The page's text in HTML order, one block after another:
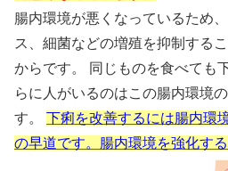
腸内環境が悪くなっているため
ス、細菌などの増殖を抑制する
からです。 同じものを食べても
らに人がいるのはこの腸内環境
す。
下痢を改善するには腸内環
の早道です。腸内環境を強化す